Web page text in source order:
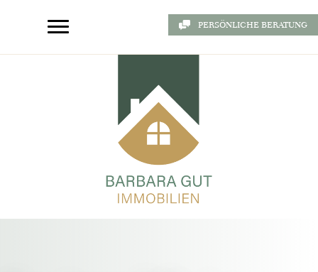
PERSÖNLICHE BERATUNG